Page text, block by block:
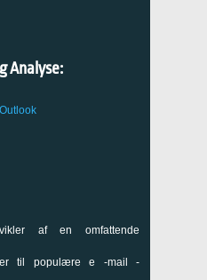
Analyse:
af en omfattende
til populære e -mail -